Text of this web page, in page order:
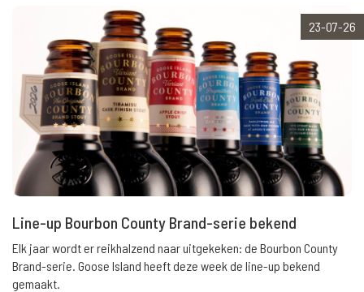
23-07-26
Line-up Bourbon County Brand-serie bekend
Elk jaar wordt er reikhalzend naar uitgekeken: de Bourbon County
Brand-serie. Goose Island heeft deze week de line-up bekend
gemaakt.